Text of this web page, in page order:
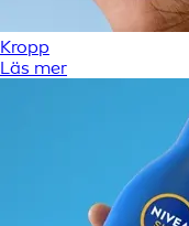
Kropp
Läs mer